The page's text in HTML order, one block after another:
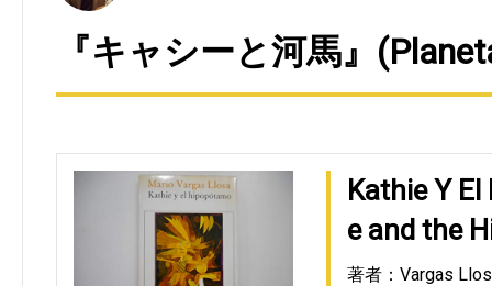
『キャシーと河馬』
Kathie Y
e and the
著者：Vargas